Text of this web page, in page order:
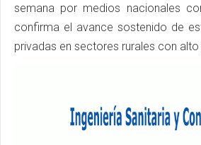
semana por medios nacionales
confirma el avance sostenido de
privadas en sectores rurales con